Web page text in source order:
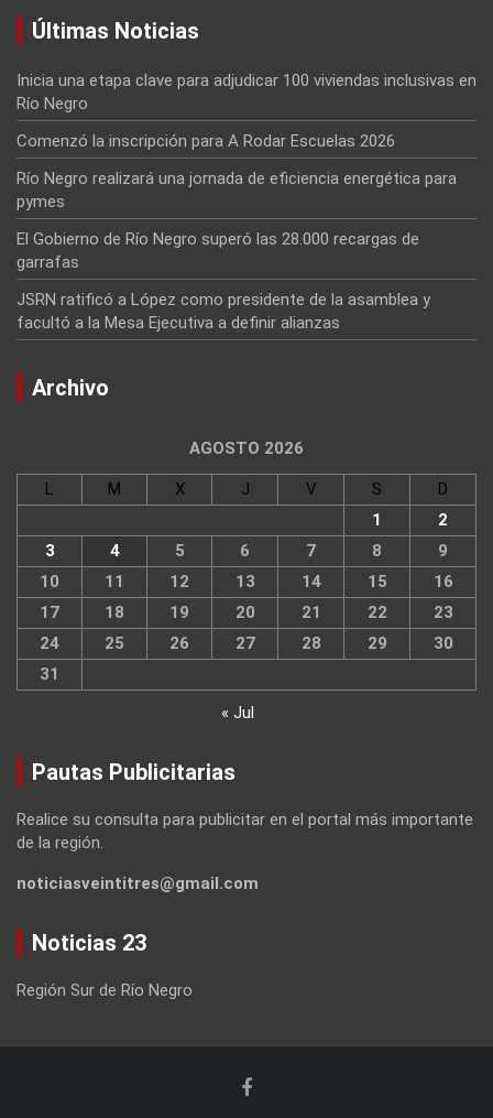
Últimas Noticias
Inicia una etapa clave para adjudicar 100 viviendas inclusivas en
Río Negro
Comenzó la inscripción para A Rodar Escuelas 2026
Río Negro realizará una jornada de eficiencia energética para
pymes
El Gobierno de Río Negro superó las 28.000 recargas de
garrafas
JSRN ratificó a López como presidente de la asamblea y
facultó a la Mesa Ejecutiva a definir alianzas
Archivo
AGOSTO 2026
L M X J V S
D
1
2
3
4 5 6 7 8
9
10
11 12 13 14 15
16
17
18 19 20 21 22
23
24
25 26 27 28 29
30
31
« Jul
Pautas Publicitarias
Realice su consulta para publicitar en el portal más importante
de la región.
noticiasveintitres@gmail.com
Noticias 23
Región Sur de Río Negro